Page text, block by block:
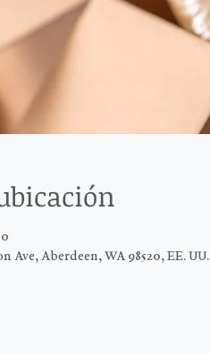
Ave, Aberdeen, WA 98520, EE. UU.